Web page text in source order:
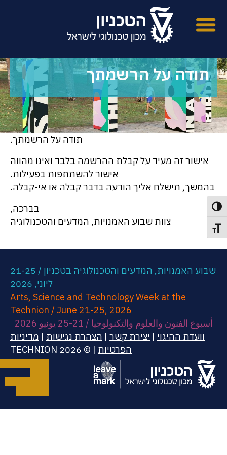
הפעל/כבה ניגודיות גבוהה
מתג גודל גופן
תודה על הרשמתך
תודה על הרשמתך.
אישור זה מעיד על קבלת ההרשמה בלבד ואינו מהווה
אישור להשתתפות בפעילות.
בהמשך, תישלח אליך הודעה בדבר קבלה או אי-קבלה.
בברכה,
צוות שבוע האמנויות, המדעים והטכנולוגיה
(opens in new tab)
שבוע האמנויות, המדעים והטכנולוגיה בטכניון / 21-25
ליוני, 2026
Arts, Science and Technology Week at the
Technion / June 21-25, 2026
أسبوع الفنون والعلوم والتكنولوجيا / 21-25 يونيو 2026
וועדת ההיגוי | יצירת קשר | הצהרת נגישות | מדיניות
הפרטיות | © 2026 TECHNION